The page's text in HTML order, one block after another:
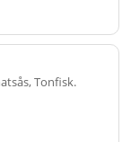
Tonfisk.